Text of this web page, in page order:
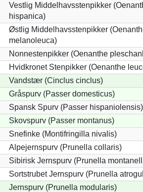
Vestlig Middelhavsstenpikker
hispanica)
Østlig Middelhavsstenpikker
melanoleuca)
Nonnestenpikker (Oenanthe
Hvidkronet Stenpikker (Oenanthe
Vandstær (Cinclus cinclus)
Gråspurv (Passer domesticus)
Spansk Spurv (Passer hispaniolensis)
Skovspurv (Passer montanus)
Snefinke (Montifringilla nivalis)
Alpejernspurv (Prunella collaris)
Sibirisk Jernspurv (Prunella
Sortstrubet Jernspurv (Prunella
Jernspurv (Prunella modularis)